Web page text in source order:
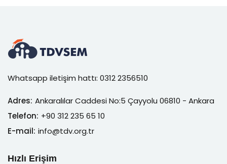
Whatsapp iletişim hattı: 0312 2356510
Adres: Ankaralılar Caddesi No:5 Çayyolu 06810 - Ankara
Telefon: +90 312 235 65 10
E-mail: info@tdv.org.tr
Hızlı Erişim